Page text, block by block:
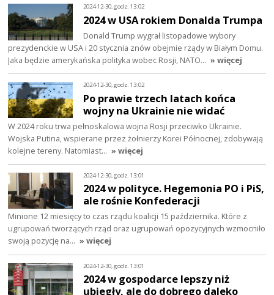
2024-12-30, godz. 13:02
2024 w USA rokiem Donalda Trumpa
Donald Trump wygrał listopadowe wybory
prezydenckie w USA i 20 stycznia znów obejmie rządy w Białym Domu.
Jaka będzie amerykańska polityka wobec Rosji, NATO… » więcej
2024-12-30, godz. 13:02
Po prawie trzech latach końca
wojny na Ukrainie nie widać
W 2024 roku trwa pełnoskalowa wojna Rosji przeciwko Ukrainie.
Wojska Putina, wspierane przez żołnierzy Korei Północnej, zdobywają
kolejne tereny. Natomiast… » więcej
2024-12-30, godz. 13:01
2024 w polityce. Hegemonia PO i PiS,
ale rośnie Konfederacji
Minione 12 miesięcy to czas rządu koalicji 15 października. Które z
ugrupowań tworzących rząd oraz ugrupowań opozycyjnych wzmocniło
swoją pozycję na… » więcej
2024-12-30, godz. 13:01
2024 w gospodarce lepszy niż
ubiegły, ale do dobrego daleko